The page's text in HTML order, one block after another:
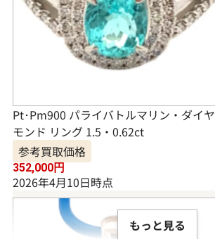
Pt･Pm900 パライバトルマリン・ダイヤ
モンド リング 1.5・0.62ct
参考買取価格
352,000円
2026年4月10日時点
もっと見る